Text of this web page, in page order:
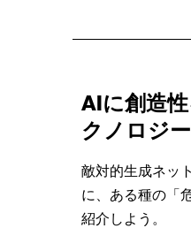
AIに創造
クノロジ
敵対的生成ネッ
に、ある種の「
紹介しよう。